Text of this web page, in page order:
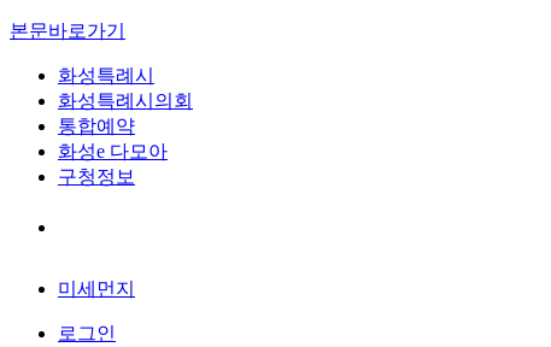
본문바로가기
화성특례시
화성특례시의회
통합예약
화성e 다모아
구청정보
미세먼지
로그인